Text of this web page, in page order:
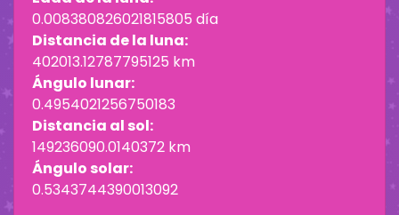
0.008380826021815805 día
Distancia de la luna:
402013.12787795125 km
Ángulo lunar:
0.4954021256750183
Distancia al sol:
149236090.0140372 km
Ángulo solar:
0.5343744390013092